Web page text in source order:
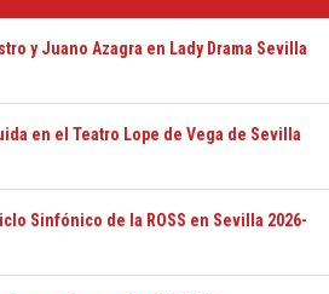
y Juano Azagra en Lady Drama Sevilla
en el Teatro Lope de Vega de Sevilla
Sinfónico de la ROSS en Sevilla 2026-